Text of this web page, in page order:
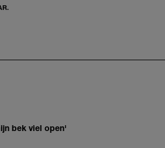
bek viel open'